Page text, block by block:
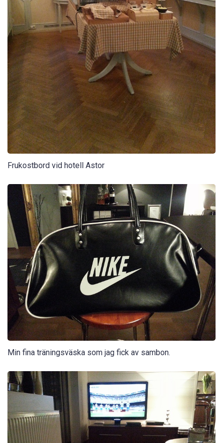
Frukostbord vid hotell Astor
Min fina träningsväska som jag fick av sambon.